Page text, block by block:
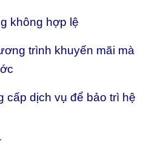
không hợp lệ
trình khuyến mãi mà
cấp dịch vụ để bảo trì hệ